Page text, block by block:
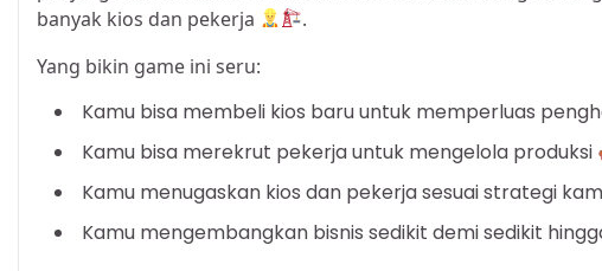
banyak kios dan pekerja
.
Yang bikin game ini seru:
Kamu bisa membeli kios baru untuk memperluas
Kamu bisa merekrut pekerja untuk mengelola produksi
Kamu menugaskan kios dan pekerja sesuai strategi
Kamu mengembangkan bisnis sedikit demi sedikit